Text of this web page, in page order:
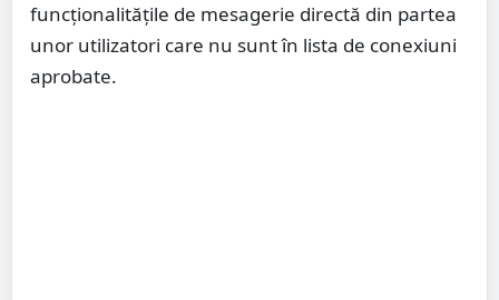
funcționalitățile de mesagerie directă din partea
unor utilizatori care nu sunt în lista de conexiuni
aprobate.